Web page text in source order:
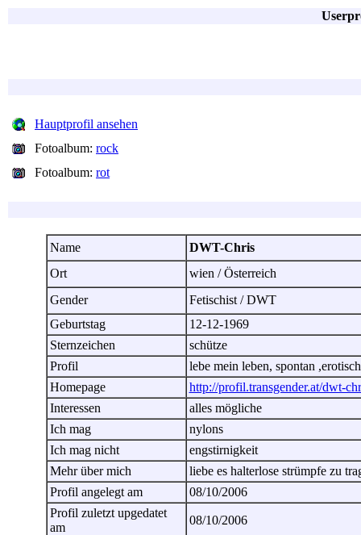
Hauptprofil ansehen
Fotoalbum: rock
Fotoalbum: rot
Name
DWT-Chris
Ort
wien / Österreich
Gender
Fetischist / DWT
Geburtstag
12-12-1969
Sternzeichen
schütze
Profil
lebe mein leben, spontan
Homepage
http://profil.transgender.at/dwt-
Interessen
alles mögliche
Ich mag
nylons
Ich mag nicht
engstirnigkeit
Mehr über mich
liebe es halterlose strümpfe zu
Profil angelegt am
08/10/2006
Profil zuletzt upgedatet
am
08/10/2006